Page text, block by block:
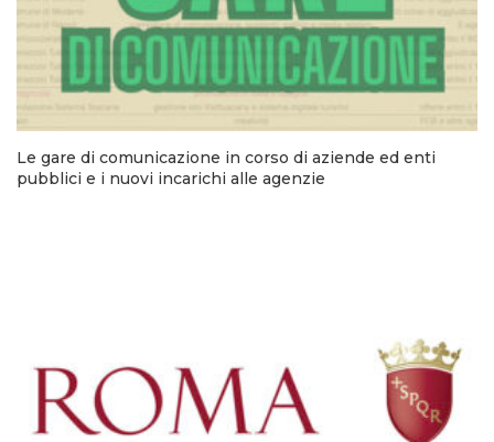
Le gare di comunicazione in corso di aziende ed enti
pubblici e i nuovi incarichi alle agenzie